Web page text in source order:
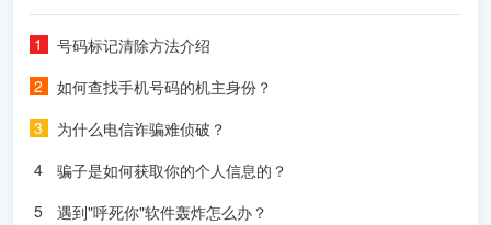
号码标记清除方法介绍
如何查找手机号码的机主身份？
为什么电信诈骗难侦破？
骗子是如何获取你的个人信息的？
遇到"呼死你"软件轰炸怎么办？